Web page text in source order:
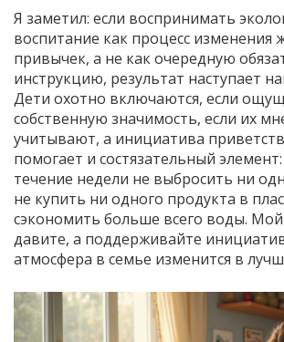
Я заметил: если воспринимать
воспитание как процесс изменения
привычек, а не как очередную
инструкцию, результат наступает
Дети охотно включаются, если
собственную значимость, если их
учитывают, а инициатива
помогает и состязательный
течение недели не выбросить ни
не купить ни одного продукта в
сэкономить больше всего воды.
давите, а поддерживайте
атмосфера в семье изменится в